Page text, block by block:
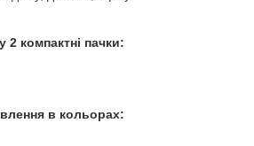
2 компактні пачки:
в кольорах: